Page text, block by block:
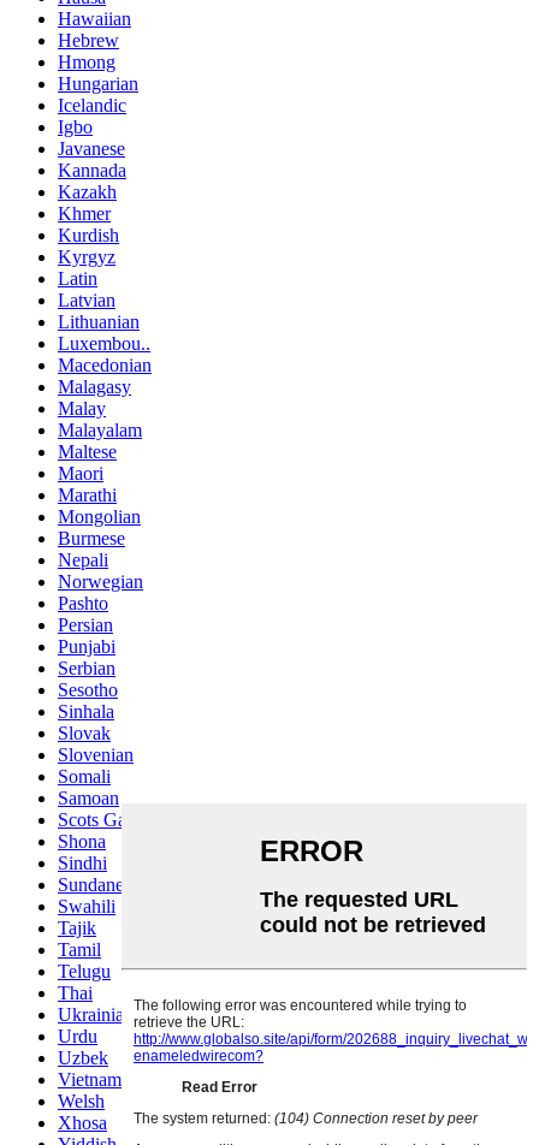
Hawaiian
Hebrew
Hmong
Hungarian
Icelandic
Igbo
Javanese
Kannada
Kazakh
Khmer
Kurdish
Kyrgyz
Latin
Latvian
Lithuanian
Luxembou..
Macedonian
Malagasy
Malay
Malayalam
Maltese
Maori
Marathi
Mongolian
Burmese
Nepali
Norwegian
Pashto
Persian
Punjabi
Serbian
Sesotho
Sinhala
Slovak
Slovenian
Somali
Samoan
Scots Gaelic
Shona
Sindhi
Sundanese
Swahili
Tajik
Tamil
Telugu
Thai
Ukrainian
Urdu
Uzbek
Vietnamese
Welsh
Xhosa